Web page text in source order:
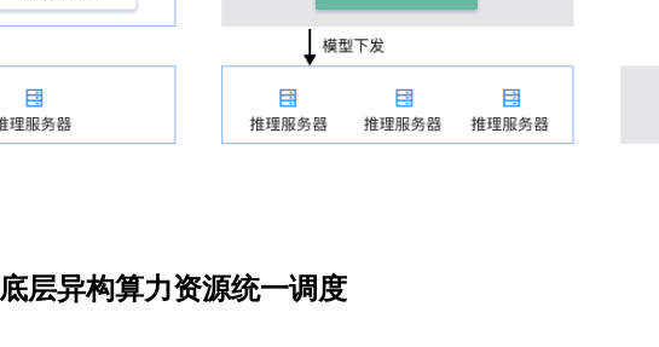
底层异构算力资源统一调度